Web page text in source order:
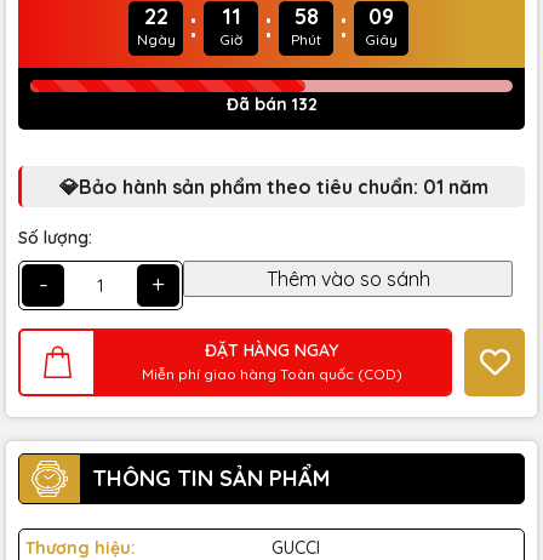
22
Ngày : 11
Giờ : 58
Phút : 08
Giây
Đã bán 132
💎Bảo hành sản phẩm theo tiêu chuẩn: 01 năm
Số lượng:
- +
ĐẶT HÀNG NGAY
Miễn phí giao hàng Toàn quốc (COD)
THÔNG TIN SẢN PHẨM
Thương hiệu:
GUCCI